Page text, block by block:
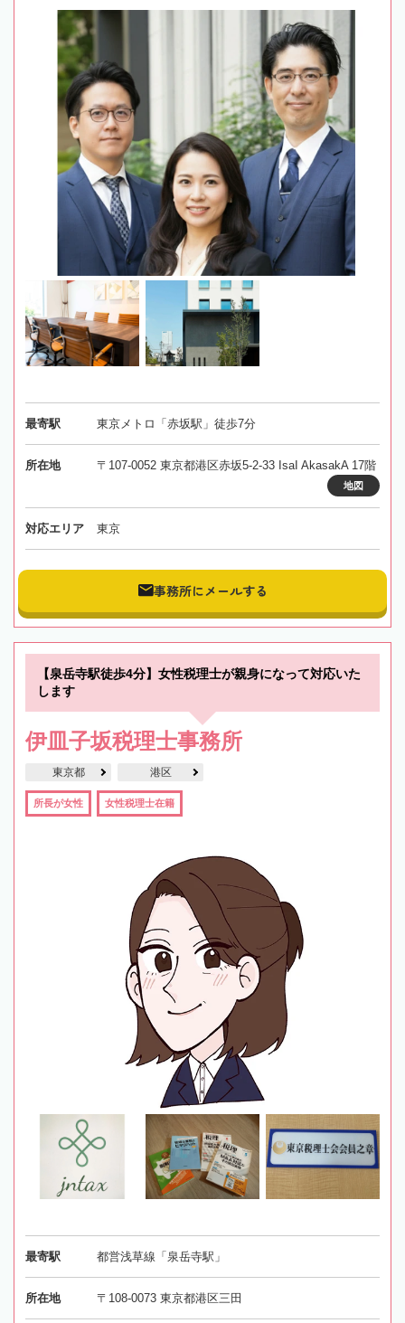
最寄駅 東京メトロ「赤坂駅」徒歩7分
所在地 〒107-0052 東京都港区赤坂5-2-33 IsaI AkasakA 17階
地図
対応エリア 東京
事務所にメールする
【泉岳寺駅徒歩4分】女性税理士が親身になって対応いた
します
伊皿子坂税理士事務所
東京都 港区
所長が女性 女性税理士在籍
最寄駅 都営浅草線「泉岳寺駅」
所在地 〒108-0073 東京都港区三田